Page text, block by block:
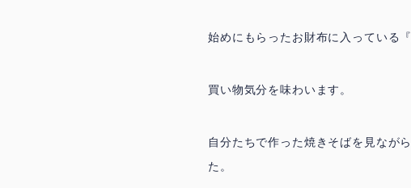
始めにもらったお財布に入っている
買い物気分を味わいます。
自分たちで作った焼きそばを見なが
た。